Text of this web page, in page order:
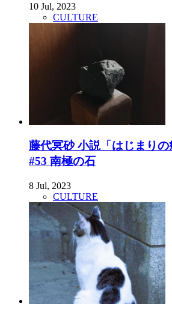
10 Jul, 2023
CULTURE
藤代冥砂 小説「はじまり
#53 南極の石
8 Jul, 2023
CULTURE